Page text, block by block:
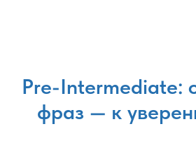
Pre-Intermediate:
фраз — к